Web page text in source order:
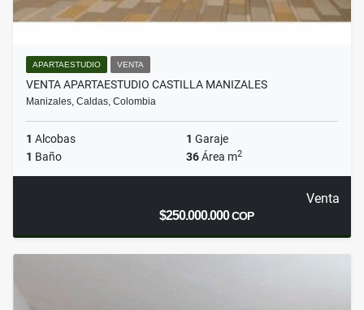
APARTAESTUDIO VENTA
VENTA APARTAESTUDIO CASTILLA MANIZALES
Manizales, Caldas, Colombia
1 Alcobas 1 Garaje
1 Baño 36Área m2
Venta
$250.000.000COP